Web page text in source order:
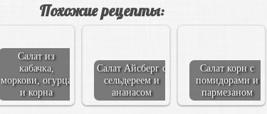
Похожие рецепты:
Салат из
кабачка,
моркови, огурца
и корна
Салат Айсберг с
сельдереем и
ананасом
Салат корн с
помидорами и
пармезаном